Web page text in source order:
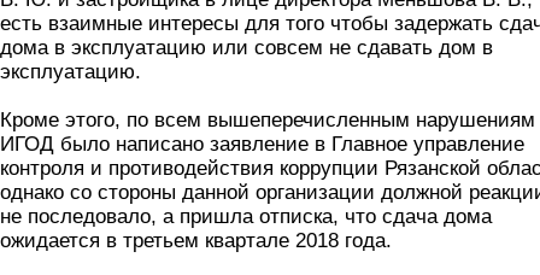
есть взаимные интересы для того чтобы задержать
дома в эксплуатацию или совсем не сдавать дом в
эксплуатацию.
Кроме этого, по всем вышеперечисленным нарушениям
ИГОД было написано заявление в Главное управление
контроля и противодействия коррупции Рязанской
однако со стороны данной организации должной
не последовало, а пришла отписка, что сдача дома
ожидается в третьем квартале 2018 года.